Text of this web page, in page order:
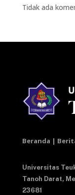
Tidak ada
Beranda |
Universitas
Tanoh Darat,
23681